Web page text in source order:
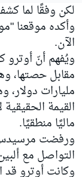
لكن وفقًا لما
وأكده موقعنا
الآن.
مقابل حصتها،
مليارات
القيمة الحقيقية
ماليًا منطقيًا.
ورفضت مرسيدس
التواصل مع